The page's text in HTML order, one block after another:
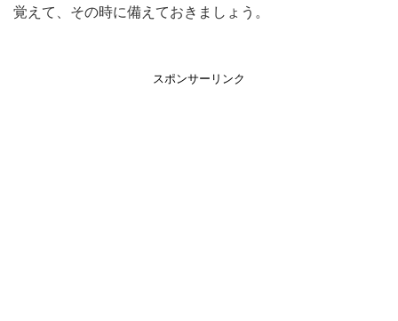
覚えて、その時に備えておきましょう。
スポンサーリンク